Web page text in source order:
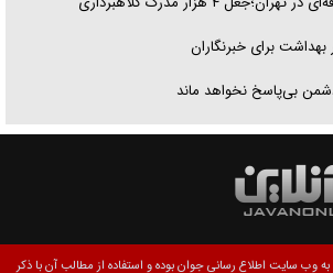
برای خبرنگاران
بی‌پاسخ نخواهد ماند
وب سایت اطلاع رسانی جوان بوده و استفاده از مطالب آن با ذکر